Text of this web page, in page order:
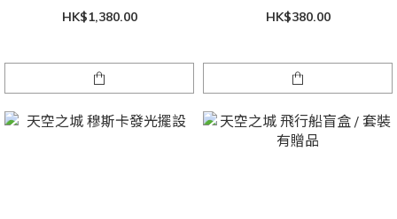
HK$1,380.00 HK$380.00